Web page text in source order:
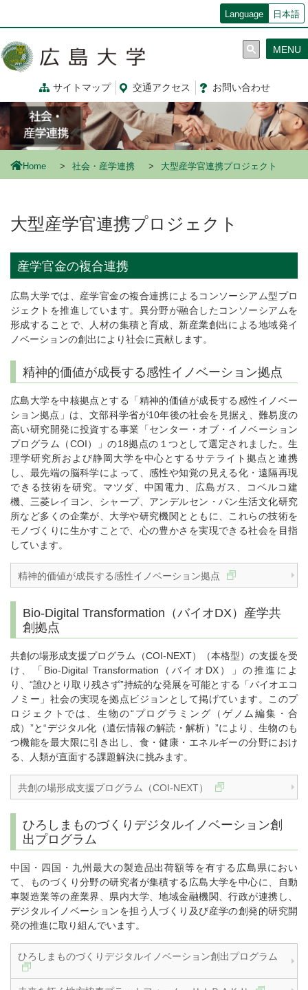
コ
ン
ツ
に
移
動
Language 日本語
サイトマップ 交通アクセス お問い合わせ
MENU
Home 社会・産学連携 大型産学官連携プロジェクト
大型産学官連携プロジェクト
産学官金の複合連携
広島大学では、産学官金の複合連携によるコンソーシアム型プロ
ジェクトを推進しています。異分野が融合したコンソーシアムを
形成することで、人材の集積と育成、新産業創出による地域発イ
ノベーションの創出により社会に貢献します。
精神的価値が成長する感性イノベーション拠点
広島大学を中核拠点とする「精神的価値が成長する感性イノベー
ション拠点」は、文部科学省が10年後の社会を見据え、難易度の
高い研究開発に投資する事業「センター・オブ・イノベーション
プログラム（COI）」の18拠点の１つとして選定されました。生
理学研究所および静岡大学を中心とするサテライト拠点と連携
し、最先端の脳科学によって、感性や知覚の見える化・遠隔再現
できる技術を研究。マツダ、中国電力、広島ガス、コベルコ建
機、三菱レイヨン、シャープ、アンデルセン・パン生活文化研究
所など多くの企業が、大学や研究機関とともに、これらの技術を
モノづくりに生かすことで、心の豊かさを実現できる社会を目指
しています。
精神的価値が成長する感性イノベーション拠点
Bio-Digital Transformation（バイオDX）産学共
創拠点
共創の場形成支援プログラム（COI-NEXT）（本格型）の支援を受
け、「Bio-Digital Transformation（バイオDX）」の推進によ
り、“誰ひとり取り残さず”持続的な発展を可能とする「バイオエコ
ノミー」社会の実現を拠点ビジョンとして掲げています。このプ
ロジェクトでは、生物の“プログラミング（ゲノム編集・合
成）”と“デジタル化（遺伝情報の解読・解析）”により、生物のも
つ機能を最大限に引き出し、食・健康・エネルギーの分野におけ
る、人類が直面する課題解決に挑みます。
共創の場形成支援プログラム（COI-NEXT）
ひろしまものづくりデジタルイノベーション創
出プログラム
中国・四国・九州最大の製造品出荷額等を有する広島県におい
て、ものづくり分野の研究者が集積する広島大学を中心に、自動
車製造業等の産業界、県内大学、地域金融機関、行政が連携し、
デジタルイノベーションを担う人づくり及び産学の創発的研究開
発の推進に取り組んでいます。
ひろしまものづくりデジタルイノベーション創出プログラム